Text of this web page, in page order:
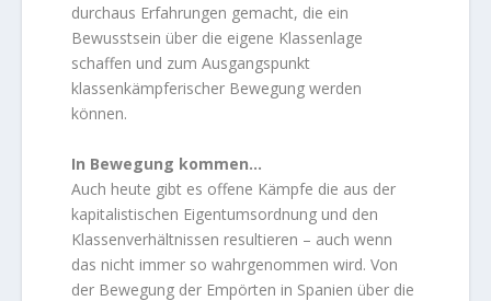
durchaus Erfahrungen gemacht, die ein
Bewusstsein über die eigene Klassenlage
schaffen und zum Ausgangspunkt
klassenkämpferischer Bewegung werden
können.
In Bewegung kommen…
Auch heute gibt es offene Kämpfe die aus der
kapitalistischen Eigentumsordnung und den
Klassenverhältnissen resultieren – auch wenn
das nicht immer so wahrgenommen wird. Von
der Bewegung der Empörten in Spanien über die